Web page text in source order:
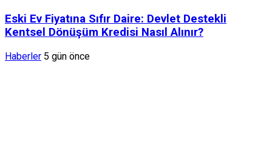
Eski Ev Fiyatına Sıfır Daire: Devlet Destekli
Kentsel Dönüşüm Kredisi Nasıl Alınır?
Haberler 5 gün önce